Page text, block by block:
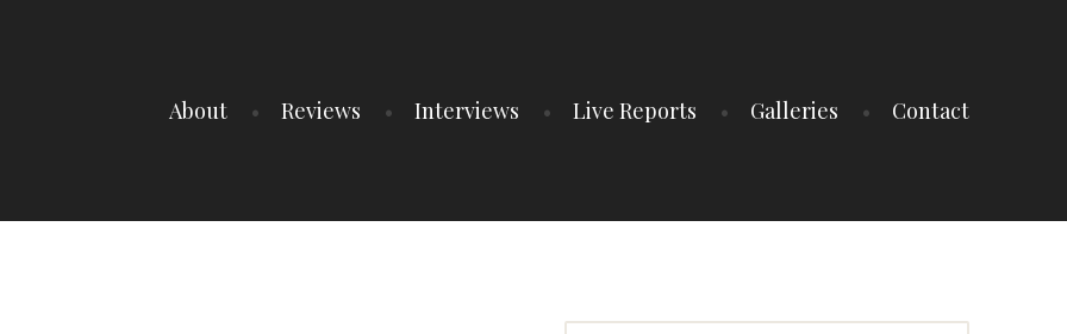
About Reviews Interviews Live Reports Galleries Contact